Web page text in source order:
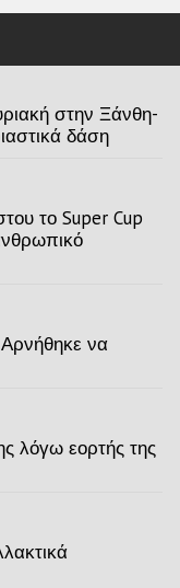
στην Ξάνθη-
δάση
το Super Cup
να
λόγω εορτής της